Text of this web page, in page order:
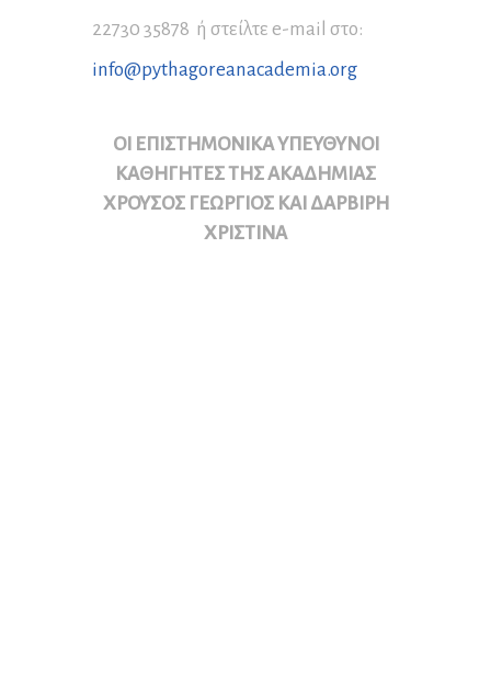
22730 35878 ή στείλτε e-mail στο:
info@pythagoreanacademia.org
ΟΙ ΕΠΙΣΤΗΜΟΝΙΚΑ ΥΠΕΥΘΥΝΟΙ
ΚΑΘΗΓΗΤΕΣ ΤΗΣ ΑΚΑΔΗΜΙΑΣ
ΧΡΟΥΣΟΣ ΓΕΩΡΓΙΟΣ ΚΑΙ ΔΑΡΒΙΡΗ
ΧΡΙΣΤΙΝΑ